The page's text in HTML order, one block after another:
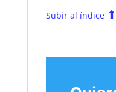
Subir al índice ⬆